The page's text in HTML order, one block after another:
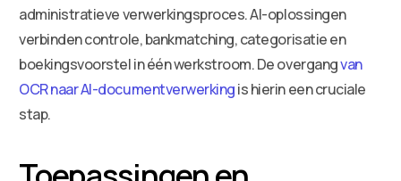
administratieve verwerkingsproces. AI-oplossingen
verbinden controle, bankmatching, categorisatie en
boekingsvoorstel in één werkstroom. De overgangvan
OCR naar AI-documentverwerkingis hierin een cruciale
stap.